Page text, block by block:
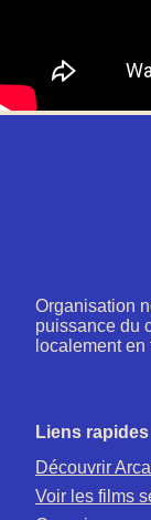
Organisation
puissance du
localement
Liens rapides
Découvrir
Voir les films